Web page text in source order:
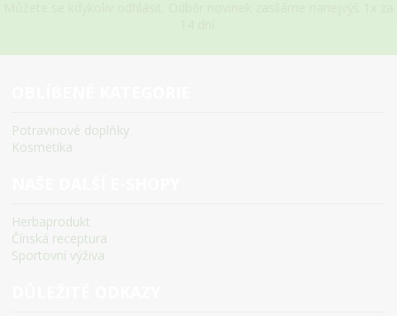
Potravinové doplňky
Kosmetika
Herbaprodukt
Čínská receptura
Sportovní výživa